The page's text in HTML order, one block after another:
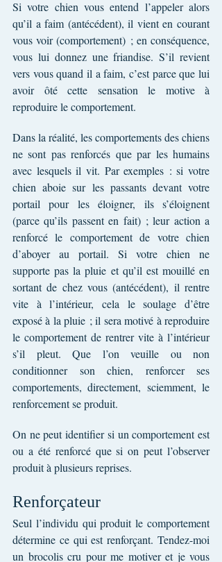
Si votre chien vous entend l’appeler alors
qu’il a faim (antécédent), il vient en courant
vous voir (comportement) ; en conséquence,
vous lui donnez une friandise. S’il revient
vers vous quand il a faim, c’est parce que lui
avoir ôté cette sensation le motive à
reproduire le comportement.
Dans la réalité, les comportements des chiens
ne sont pas renforcés que par les humains
avec lesquels il vit. Par exemples : si votre
chien aboie sur les passants devant votre
portail pour les éloigner, ils s’éloignent
(parce qu’ils passent en fait) ; leur action a
renforcé le comportement de votre chien
d’aboyer au portail. Si votre chien ne
supporte pas la pluie et qu’il est mouillé en
sortant de chez vous (antécédent), il rentre
vite à l’intérieur, cela le soulage d’être
exposé à la pluie ; il sera motivé à reproduire
le comportement de rentrer vite à l’intérieur
s’il pleut. Que l’on veuille ou non
conditionner son chien, renforcer ses
comportements, directement, sciemment, le
renforcement se produit.
On ne peut identifier si un comportement est
ou a été renforcé que si on peut l’observer
produit à plusieurs reprises.
Renforçateur
Seul l’individu qui produit le comportement
détermine ce qui est renforçant. Tendez-moi
un brocolis cru pour me motiver et je vous